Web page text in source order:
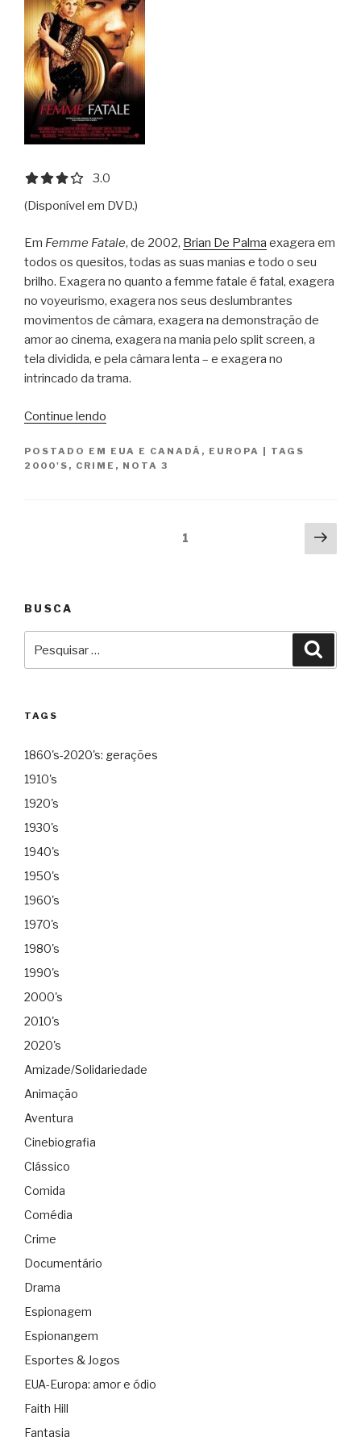
Order
of
the
Phoenix”
3.0 out of 5.0 stars
3.0
(Disponível em DVD.)
Em Femme Fatale, de 2002, Brian De Palma exagera em
todos os quesitos, todas as suas manias e todo o seu
brilho. Exagera no quanto a femme fatale é fatal, exagera
no voyeurismo, exagera nos seus deslumbrantes
movimentos de câmara, exagera na demonstração de
amor ao cinema, exagera na mania pelo split screen, a
tela dividida, e pela câmara lenta – e exagera no
intrincado da trama.
Continue lendo
POSTADO EM EUA E CANADÁ , EUROPA
TAGS
2000'S , CRIME , NOTA 3
1
BUSCA
por:
TAGS
1860's-2020's: gerações
1910's
1920's
1930's
1940's
1950's
1960's
1970's
1980's
1990's
2000's
2010's
2020's
Amizade/Solidariedade
Animação
Aventura
Cinebiografia
Clássico
Comida
Comédia
Crime
Documentário
Drama
Espionagem
Espionangem
Esportes & Jogos
EUA-Europa: amor e ódio
Faith Hill
Fantasia